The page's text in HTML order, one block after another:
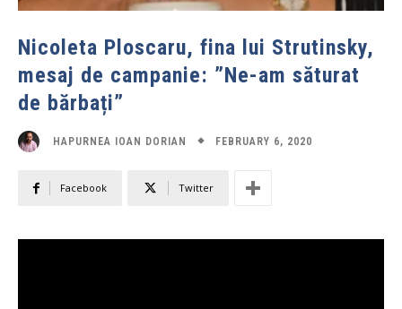
Nicoleta Ploscaru, fina lui Strutinsky,
mesaj de campanie: ”Ne-am săturat
de bărbați”
HAPURNEA IOAN DORIAN FEBRUARY 6, 2020
Facebook Twitter